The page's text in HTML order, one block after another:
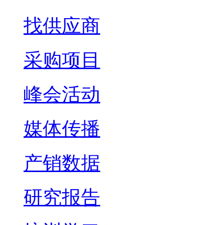
找供应商
采购项目
峰会活动
媒体传播
产销数据
研究报告